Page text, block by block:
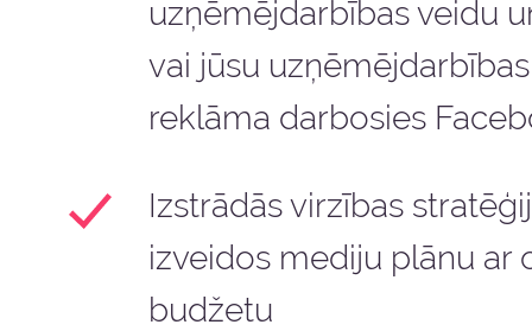
uzņēmējdarbības veidu
vai jūsu
reklāma darbosies
Izstrādās virzības
izveidos mediju plānu ar
budžetu